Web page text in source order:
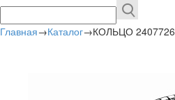
Главная→Каталог→КОЛЬЦО 2407726